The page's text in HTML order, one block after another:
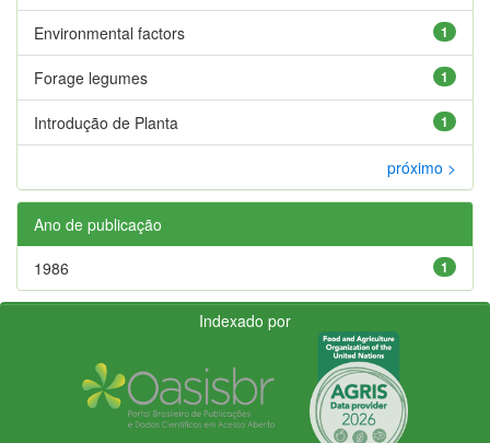
1
Environmental factors
1
Forage legumes
1
Introdução de Planta
próximo >
Ano de publicação
1
1986
Indexado por